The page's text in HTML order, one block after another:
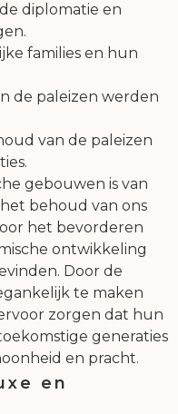
diplomatie en
families en hun
de paleizen werden
van de paleizen
gebouwen is van
behoud van ons
het bevorderen
ontwikkeling
Door de
te maken
zorgen dat hun
generaties
en pracht.
en